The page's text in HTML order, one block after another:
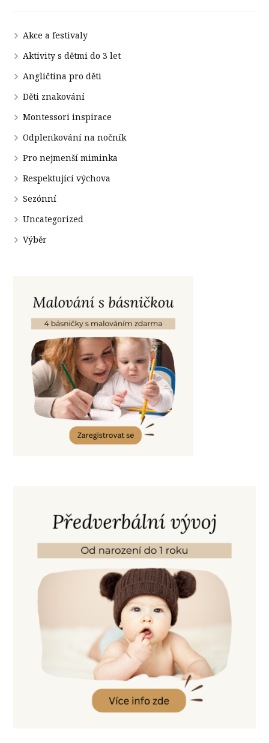
Akce a festivaly
Aktivity s dětmi do 3 let
Angličtina pro děti
Děti znakování
Montessori inspirace
Odplenkování na nočník
Pro nejmenší miminka
Respektující výchova
Sezónní
Uncategorized
Výběr